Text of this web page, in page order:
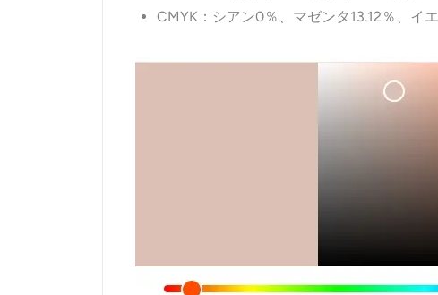
CMYK：シアン0％、マゼンタ13.12％、イ